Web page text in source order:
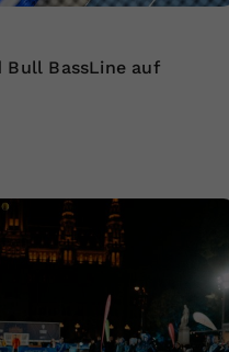
BassLine auf